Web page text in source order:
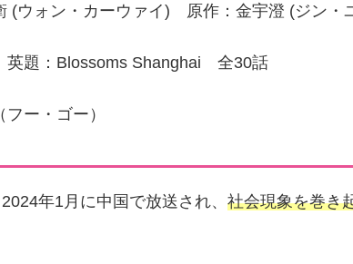
(ウォン・カーウァイ) 原作：金宇澄 (ジン・
題：Blossoms Shanghai 全30話
ー・ゴー）
年1月に中国で放送され、 社会現象を巻き